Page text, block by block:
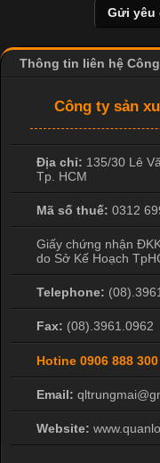
hình ảnh sắc nét và
dụng rộng rãi trong sản
Thông tin liên hệ
Công ty sản
Địa chỉ: 135/30 Lê
Tp. HCM
Mã số thuế: 0312
Giấy chứng nhận
do Sở Kế Hoạch
Telephone:
Fax: (08).3961.0962
Hotine 0906 888 300
Email:
Website: